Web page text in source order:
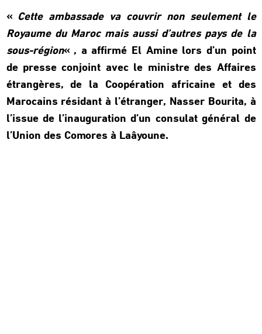
« Cette ambassade va couvrir non seulement le
Royaume du Maroc mais aussi d’autres pays de la
sous-région« , a affirmé El Amine lors d’un point
de presse conjoint avec le ministre des Affaires
étrangères, de la Coopération africaine et des
Marocains résidant à l’étranger, Nasser Bourita, à
l’issue de l’inauguration d’un consulat général de
l’Union des Comores à Laâyoune.